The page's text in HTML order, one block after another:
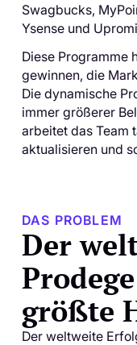
Swagbucks,
Ysense und
Diese Programme
gewinnen, die
Die dynamische
immer größerer
arbeitet das Team
aktualisieren und
DAS PROBLEM
Der
größte
Der weltweite